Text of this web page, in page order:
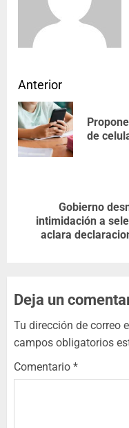
Anterior
de
Gobierno
intimidación a
aclara
Deja un
Tu dirección de correo
campos obligatorios
Comentario *